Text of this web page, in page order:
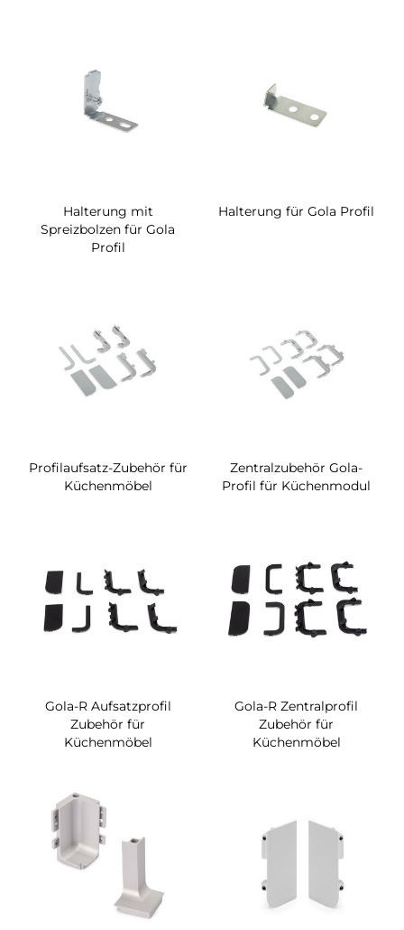
Halterung mit
Spreizbolzen für Gola
Profil
Halterung für Gola Profil
Profilaufsatz-Zubehör für
Küchenmöbel
Zentralzubehör Gola-
Profil für Küchenmodul
Gola-R Aufsatzprofil
Zubehör für
Küchenmöbel
Gola-R Zentralprofil
Zubehör für
Küchenmöbel